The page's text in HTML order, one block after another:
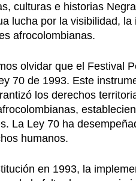
culturas e historias
lucha por la visibilidad,
afrocolombianas.
olvidar que el Festival
70 de 1993. Este
los derechos
La Ley 70 ha
humanos.
en 1993, la